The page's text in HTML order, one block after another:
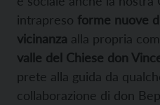
intrapreso forme nuove
vicinanza alla propria
valle del Chiese don
prete alla guida da
collaborazione di don